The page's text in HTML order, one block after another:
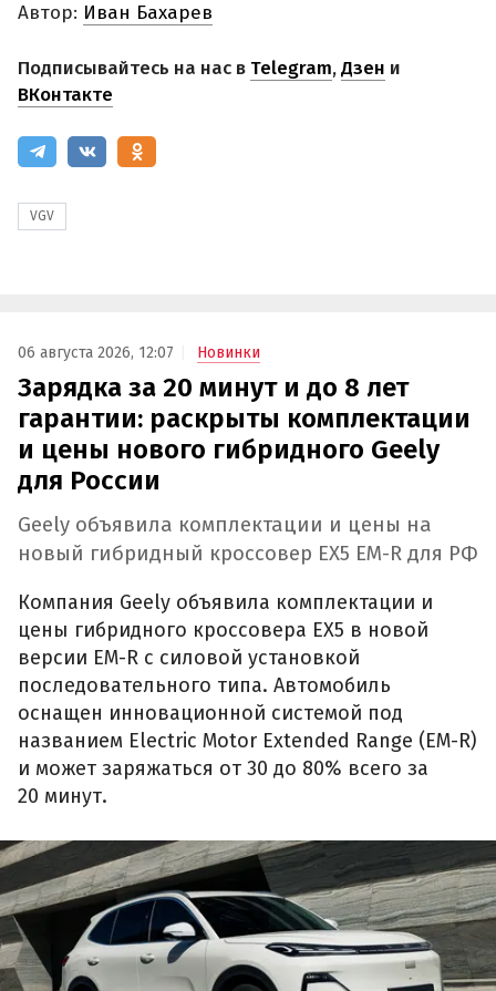
Автор: Иван Бахарев
Подписывайтесь на нас в Telegram,Дзен и
ВКонтакте
VGV
06 августа 2026, 12:07 Новинки
Зарядка за 20 минут и до 8 лет
гарантии: раскрыты комплектации
и цены нового гибридного Geely
для России
Geely объявила комплектации и цены на
новый гибридный кроссовер EX5 EM-R для РФ
Компания Geely объявила комплектации и
цены гибридного кроссовера EX5 в новой
версии EM-R с силовой установкой
последовательного типа. Автомобиль
оснащен инновационной системой под
названием Electric Motor Extended Range (EM-R)
и может заряжаться от 30 до 80% всего за
20 минут.